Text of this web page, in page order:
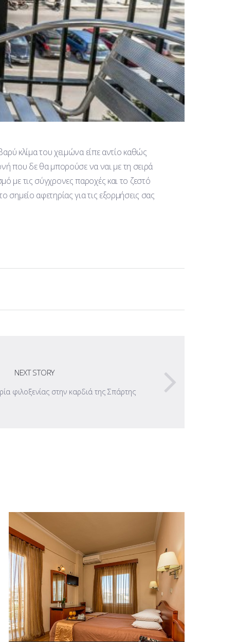
κλίμα του χειμώνα είπε αντίο καθώς
που δε θα μπορούσε να ναι με τη σειρά
με τις σύγχρονες παροχές και το ζεστό
σημείο αφετηρίας για τις εξορμήσεις σας
NEXT STORY
φιλοξενίας στην καρδιά της Σπάρτης